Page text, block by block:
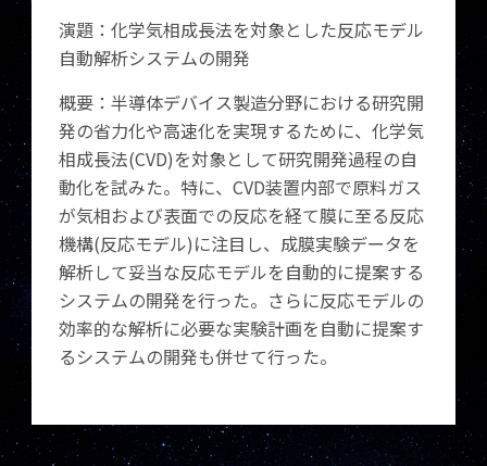
演題：化学気相成長法を対象とした反応モデル
自動解析システムの開発
概要：半導体デバイス製造分野における研究開
発の省力化や高速化を実現するために、化学気
相成長法(CVD)を対象として研究開発過程の自
動化を試みた。特に、CVD装置内部で原料ガス
が気相および表面での反応を経て膜に至る反応
機構(反応モデル)に注目し、成膜実験データを
解析して妥当な反応モデルを自動的に提案する
システムの開発を行った。さらに反応モデルの
効率的な解析に必要な実験計画を自動に提案す
るシステムの開発も併せて行った。